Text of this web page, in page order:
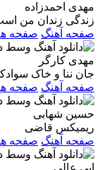
مهدی احمدزاده
زندگی زندان من
صفحه آهنگ صفحه
مهدی کارگر
جان ننا و خاک
صفحه آهنگ صفحه
حسین شهابی
ریمیکس قاضی
صفحه آهنگ صفحه